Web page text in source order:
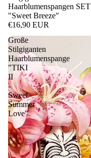
Haarblumenspangen SET
"Sweet Breeze"
€16,90 EUR
Große
Stilgiganten
Haarblumenspange
"TIKI
II
-
Sweet
Summer
Love"